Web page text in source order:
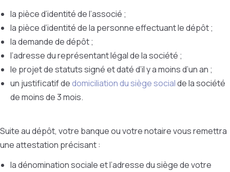
la pièce d’identité de l’associé ;
la pièce d’identité de la personne effectuant le dépôt ;
la demande de dépôt ;
l’adresse du représentant légal de la société ;
le projet de statuts signé et daté d’il y a moins d’un an ;
un justificatif dedomiciliation du siège socialde la société
de moins de 3 mois.
Suite au dépôt, votre banque ou votre notaire vous remettra
une attestation précisant :
la dénomination sociale et l’adresse du siège de votre